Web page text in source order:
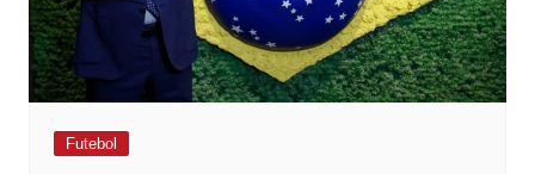
Futebol